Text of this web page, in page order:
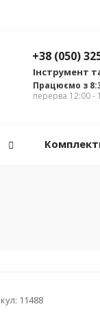
+38 (050)
Інструмент
Працюємо з
перерва 12:00 -
11488